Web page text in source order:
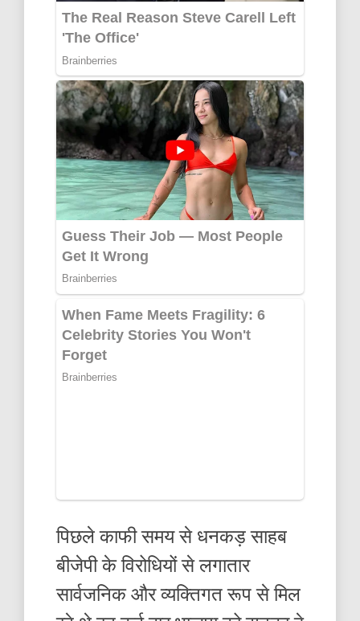
पिछले काफी समय से धनकड़ साहब
बीजेपी के विरोधियों से लगातार
सार्वजनिक और व्यक्तिगत रूप से मिल